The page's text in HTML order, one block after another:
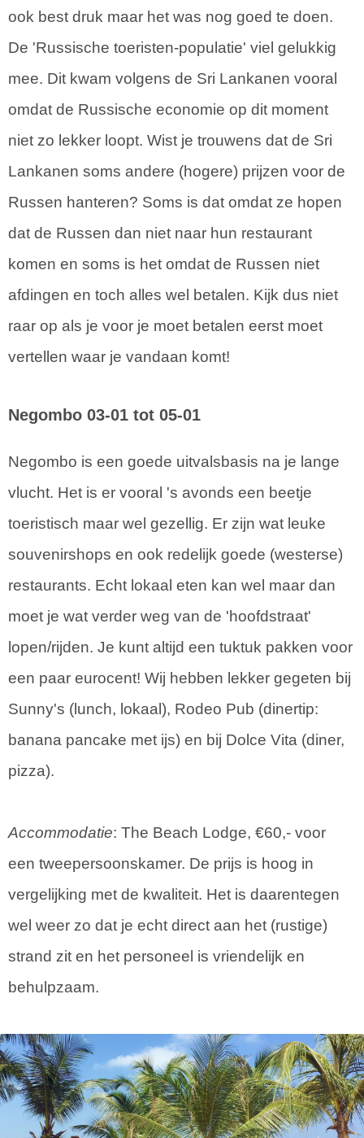
ook best druk maar het was nog goed te doen.
De 'Russische toeristen-populatie' viel gelukkig
mee. Dit kwam volgens de Sri Lankanen vooral
omdat de Russische economie op dit moment
niet zo lekker loopt. Wist je trouwens dat de Sri
Lankanen soms andere (hogere) prijzen voor de
Russen hanteren? Soms is dat omdat ze hopen
dat de Russen dan niet naar hun restaurant
komen en soms is het omdat de Russen niet
afdingen en toch alles wel betalen. Kijk dus niet
raar op als je voor je moet betalen eerst moet
vertellen waar je vandaan komt!
Negombo 03-01 tot 05-01
Negombo is een goede uitvalsbasis na je lange
vlucht. Het is er vooral 's avonds een beetje
toeristisch maar wel gezellig. Er zijn wat leuke
souvenirshops en ook redelijk goede (westerse)
restaurants. Echt lokaal eten kan wel maar dan
moet je wat verder weg van de 'hoofdstraat'
lopen/rijden. Je kunt altijd een tuktuk pakken voor
een paar eurocent! Wij hebben lekker gegeten bij
Sunny's (lunch, lokaal), Rodeo Pub (dinertip:
banana pancake met ijs) en bij Dolce Vita (diner,
pizza).
Accommodatie: The Beach Lodge, €60,- voor
een tweepersoonskamer. De prijs is hoog in
vergelijking met de kwaliteit. Het is daarentegen
wel weer zo dat je echt direct aan het (rustige)
strand zit en het personeel is vriendelijk en
behulpzaam.